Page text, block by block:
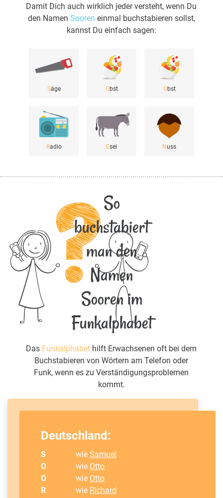
Damit Dich auch wirklich jeder versteht, wenn Du
den Namen Sooren einmal buchstabieren sollst,
kannst Du einfach sagen:
Säge Obst Obst
Radio Esel Nuss
So
buchstabiert
man den
Namen
Sooren im
Funkalphabet
Das Funkalphabet hilft Erwachsenen oft bei dem
Buchstabieren von Wörtern am Telefon oder
Funk, wenn es zu Verständigungsproblemen
kommt.
Deutschland:
S wieSamuel
O
wie Otto
O
wie Otto
R
wie Richard